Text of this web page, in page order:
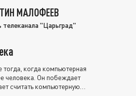
МАЛОФЕЕВ
телеканала "Царьград"
когда компьютерная
человека. Он побеждает
считать компьютерную